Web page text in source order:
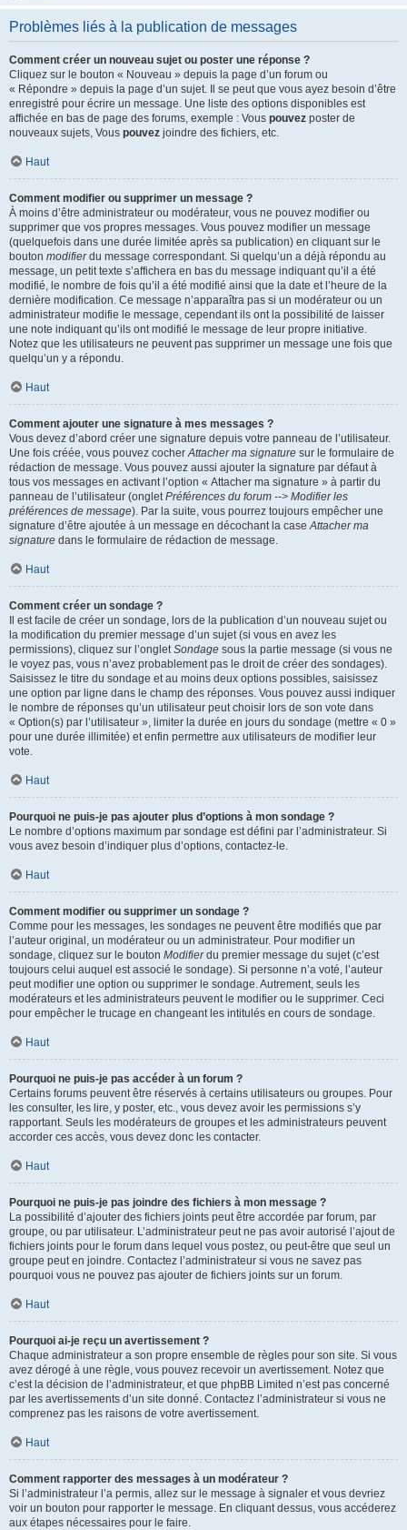
Problèmes liés à la publication de messages
Comment créer un nouveau sujet ou poster une réponse ?
Cliquez sur le bouton « Nouveau » depuis la page d’un forum ou
« Répondre » depuis la page d’un sujet. Il se peut que vous ayez besoin d’être
enregistré pour écrire un message. Une liste des options disponibles est
affichée en bas de page des forums, exemple : Vous pouvez poster de
nouveaux sujets, Vous pouvez joindre des fichiers, etc.
Haut
Comment modifier ou supprimer un message ?
À moins d’être administrateur ou modérateur, vous ne pouvez modifier ou
supprimer que vos propres messages. Vous pouvez modifier un message
(quelquefois dans une durée limitée après sa publication) en cliquant sur le
bouton modifierdu message correspondant. Si quelqu’un a déjà répondu au
message, un petit texte s’affichera en bas du message indiquant qu’il a été
modifié, le nombre de fois qu’il a été modifié ainsi que la date et l’heure de la
dernière modification. Ce message n’apparaîtra pas si un modérateur ou un
administrateur modifie le message, cependant ils ont la possibilité de laisser
une note indiquant qu’ils ont modifié le message de leur propre initiative.
Notez que les utilisateurs ne peuvent pas supprimer un message une fois que
quelqu’un y a répondu.
Haut
Comment ajouter une signature à mes messages ?
Vous devez d’abord créer une signature depuis votre panneau de l’utilisateur.
Une fois créée, vous pouvez cocherAttacher ma signature sur le formulaire de
rédaction de message. Vous pouvez aussi ajouter la signature par défaut à
tous vos messages en activant l’option « Attacher ma signature » à partir du
panneau de l’utilisateur (ongletPréférences du forum --> Modifier les
préférences de message). Par la suite, vous pourrez toujours empêcher une
signature d’être ajoutée à un message en décochant la caseAttacher ma
signature dans le formulaire de rédaction de message.
Haut
Comment créer un sondage ?
Il est facile de créer un sondage, lors de la publication d’un nouveau sujet ou
la modification du premier message d’un sujet (si vous en avez les
permissions), cliquez sur l’ongletSondage sous la partie message (si vous ne
le voyez pas, vous n’avez probablement pas le droit de créer des sondages).
Saisissez le titre du sondage et au moins deux options possibles, saisissez
une option par ligne dans le champ des réponses. Vous pouvez aussi indiquer
le nombre de réponses qu’un utilisateur peut choisir lors de son vote dans
« Option(s) par l’utilisateur », limiter la durée en jours du sondage (mettre « 0 »
pour une durée illimitée) et enfin permettre aux utilisateurs de modifier leur
vote.
Haut
Pourquoi ne puis-je pas ajouter plus d’options à mon sondage ?
Le nombre d’options maximum par sondage est défini par l’administrateur. Si
vous avez besoin d’indiquer plus d’options, contactez-le.
Haut
Comment modifier ou supprimer un sondage ?
Comme pour les messages, les sondages ne peuvent être modifiés que par
l’auteur original, un modérateur ou un administrateur. Pour modifier un
sondage, cliquez sur le bouton Modifierdu premier message du sujet (c’est
toujours celui auquel est associé le sondage). Si personne n’a voté, l’auteur
peut modifier une option ou supprimer le sondage. Autrement, seuls les
modérateurs et les administrateurs peuvent le modifier ou le supprimer. Ceci
pour empêcher le trucage en changeant les intitulés en cours de sondage.
Haut
Pourquoi ne puis-je pas accéder à un forum ?
Certains forums peuvent être réservés à certains utilisateurs ou groupes. Pour
les consulter, les lire, y poster, etc., vous devez avoir les permissions s’y
rapportant. Seuls les modérateurs de groupes et les administrateurs peuvent
accorder ces accès, vous devez donc les contacter.
Haut
Pourquoi ne puis-je pas joindre des fichiers à mon message ?
La possibilité d’ajouter des fichiers joints peut être accordée par forum, par
groupe, ou par utilisateur. L’administrateur peut ne pas avoir autorisé l’ajout de
fichiers joints pour le forum dans lequel vous postez, ou peut-être que seul un
groupe peut en joindre. Contactez l’administrateur si vous ne savez pas
pourquoi vous ne pouvez pas ajouter de fichiers joints sur un forum.
Haut
Pourquoi ai-je reçu un avertissement ?
Chaque administrateur a son propre ensemble de règles pour son site. Si vous
avez dérogé à une règle, vous pouvez recevoir un avertissement. Notez que
c’est la décision de l’administrateur, et que phpBB Limited n’est pas concerné
par les avertissements d’un site donné. Contactez l’administrateur si vous ne
comprenez pas les raisons de votre avertissement.
Haut
Comment rapporter des messages à un modérateur ?
Si l’administrateur l’a permis, allez sur le message à signaler et vous devriez
voir un bouton pour rapporter le message. En cliquant dessus, vous accéderez
aux étapes nécessaires pour le faire.